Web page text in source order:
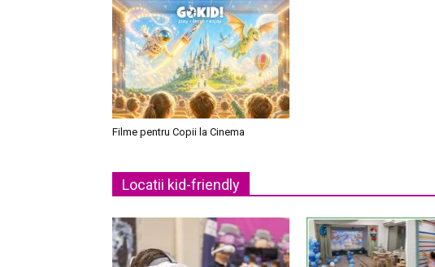
Filme pentru Copii la Cinema
Locatii kid-friendly